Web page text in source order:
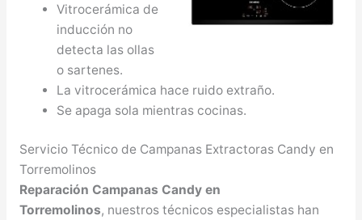
Vitrocerámica de
inducción no
detecta las ollas
o sartenes.
La vitrocerámica hace ruido extraño.
Se apaga sola mientras cocinas.
Servicio Técnico de Campanas Extractoras Candy en
Torremolinos
Reparación Campanas Candy en
Torremolinos, nuestros técnicos especialistas han